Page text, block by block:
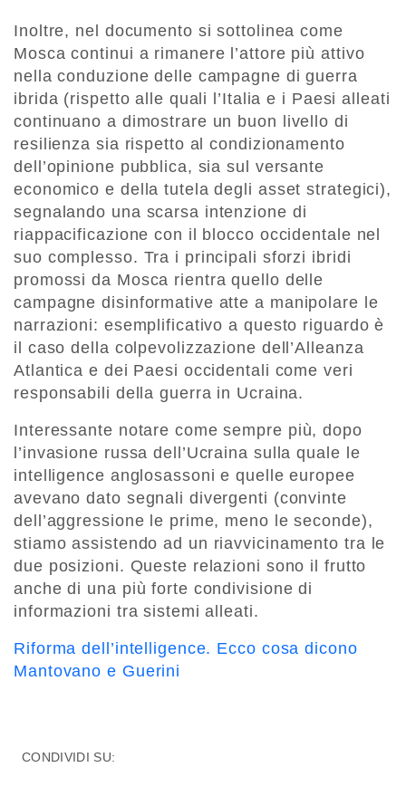
Inoltre, nel documento si sottolinea come
Mosca continui a rimanere l’attore più attivo
nella conduzione delle campagne di guerra
ibrida (rispetto alle quali l’Italia e i Paesi alleati
continuano a dimostrare un buon livello di
resilienza sia rispetto al condizionamento
dell’opinione pubblica, sia sul versante
economico e della tutela degli asset strategici),
segnalando una scarsa intenzione di
riappacificazione con il blocco occidentale nel
suo complesso. Tra i principali sforzi ibridi
promossi da Mosca rientra quello delle
campagne disinformative atte a manipolare le
narrazioni: esemplificativo a questo riguardo è
il caso della colpevolizzazione dell’Alleanza
Atlantica e dei Paesi occidentali come veri
responsabili della guerra in Ucraina.
Interessante notare come sempre più, dopo
l’invasione russa dell’Ucraina sulla quale le
intelligence anglosassoni e quelle europee
avevano dato segnali divergenti (convinte
dell’aggressione le prime, meno le seconde),
stiamo assistendo ad un riavvicinamento tra le
due posizioni. Queste relazioni sono il frutto
anche di una più forte condivisione di
informazioni tra sistemi alleati.
Riforma dell’intelligence. Ecco cosa dicono
Mantovano e Guerini
CONDIVIDI SU: